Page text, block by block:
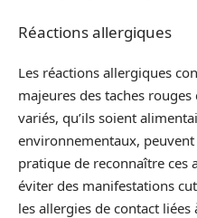
Réactions allergiques
Les réactions allergiques
majeures des taches
variés, qu’ils soient
environnementaux,
pratique de reconnaître ces
éviter des manifestations
les allergies de contact